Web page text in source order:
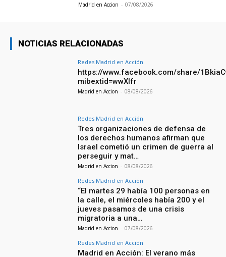
Madrid en Accion - 07/08/2026
NOTICIAS RELACIONADAS
Redes Madrid en Acción
https://www.facebook.com/share/
mibextid=wwXIfr
Madrid en Accion - 08/08/2026
Redes Madrid en Acción
Tres organizaciones de defensa de
los derechos humanos afirman que
Israel cometió un crimen de guerra al
perseguir y mat…
Madrid en Accion - 08/08/2026
Redes Madrid en Acción
“El martes 29 había 100 personas en
la calle, el miércoles había 200 y el
jueves pasamos de una crisis
migratoria a una…
Madrid en Accion - 07/08/2026
Redes Madrid en Acción
Madrid en Acción: El verano más